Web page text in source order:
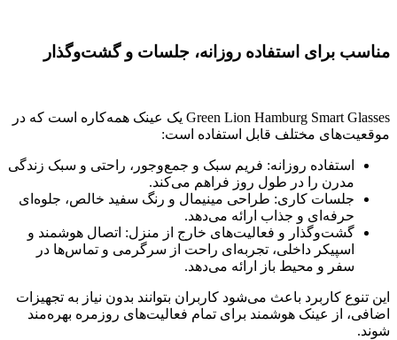
مناسب برای استفاده روزانه، جلسات و گشت‌وگذار
Green Lion Hamburg Smart Glasses یک عینک همه‌کاره است که در
موقعیت‌های مختلف قابل استفاده است:
استفاده روزانه: فریم سبک و جمع‌وجور، راحتی و سبک زندگی
مدرن را در طول روز فراهم می‌کند.
جلسات کاری: طراحی مینیمال و رنگ سفید خالص، جلوه‌ای
حرفه‌ای و جذاب ارائه می‌دهد.
گشت‌وگذار و فعالیت‌های خارج از منزل: اتصال هوشمند و
اسپیکر داخلی، تجربه‌ای راحت از سرگرمی و تماس‌ها در
سفر و محیط باز ارائه می‌دهد.
این تنوع کاربرد باعث می‌شود کاربران بتوانند بدون نیاز به تجهیزات
اضافی، از عینک هوشمند برای تمام فعالیت‌های روزمره بهره‌مند
شوند.